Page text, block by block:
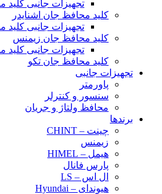
تجهیزات جانبی
کلید محافظ جان اشنایدر
تجهیزات جانبی کلید
کلید محافظ جان زیمنس
تجهیزات جانبی
کلید محافظ جان تکو
تجهیزات جانبی
پاورمتر
سنسور و کنترلر
محافظ ولتاژ و‌ جریان
برندها
چینت – CHINT
زیمنس
هیمل – HIMEL
پارس فانال
ال اس – LS
هیوندای – Hyundai